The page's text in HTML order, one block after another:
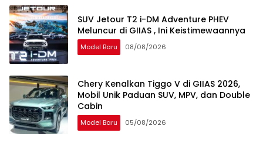
SUV Jetour T2 i-DM Adventure PHEV
Meluncur di GIIAS , Ini Keistimewaannya
Model Baru 08/08/2026
Chery Kenalkan Tiggo V di GIIAS 2026,
Mobil Unik Paduan SUV, MPV, dan Double
Cabin
Model Baru 05/08/2026